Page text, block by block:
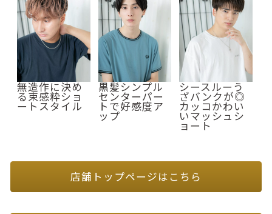
無造作に決め
る束感粋ショ
ートスタイル
黒髪シンプル
センターパー
トで好感度ア
ップ
シースルーう
ざバンクが◎
カッコかわい
いマッシュシ
ョート
店舗トップページはこちら